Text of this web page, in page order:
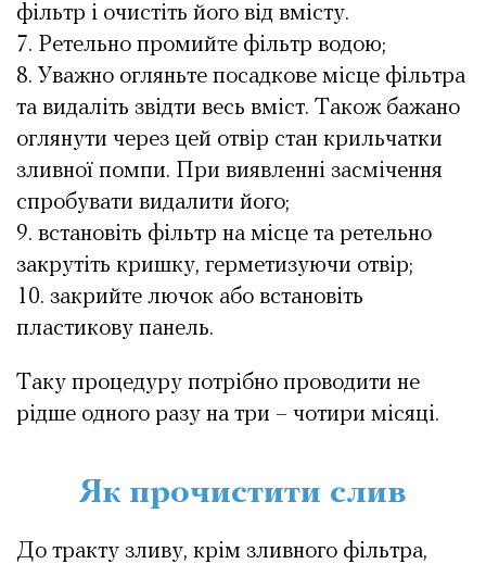
фільтр і очистіть його від вмісту.
Ретельно промийте фільтр водою;
Уважно огляньте посадкове місце фільтра
та видаліть звідти весь вміст. Також бажано
оглянути через цей отвір стан крильчатки
зливної помпи. При виявленні засмічення
спробувати видалити його;
встановіть фільтр на місце та ретельно
закрутіть кришку, герметизуючи отвір;
закрийте лючок або встановіть
пластикову панель.
Таку процедуру потрібно проводити не
рідше одного разу на три – чотири місяці.
Як прочистити слив
До тракту зливу, крім зливного фільтра,